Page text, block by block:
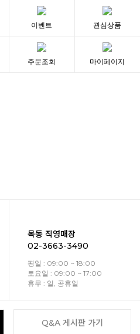
이벤트 관심상품
주문조회 마이페이지
목동 직영매장
02-3663-3490
평일 : 09:00 ~ 18:00
토요일 : 09:00 ~ 17:00
휴무 : 일, 공휴일
Q&A 게시판 가기